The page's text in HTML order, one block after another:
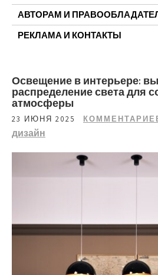
АВТОРАМ И
РЕКЛАМА И КОНТАКТЫ
Освещение в интерьере:
распределение света для
атмосферы
23 ИЮНЯ 2025
дизайн